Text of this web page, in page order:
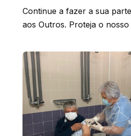
Continue a fazer a sua
aos Outros. Proteja o